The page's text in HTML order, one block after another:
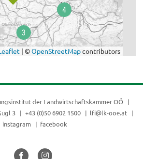
| ©OpenStreetMapcontributors
der Landwirtschaftskammer OÖ
3 +43 (0)50 6902 1500
lfi@lk-ooe.at
instagram
facebook